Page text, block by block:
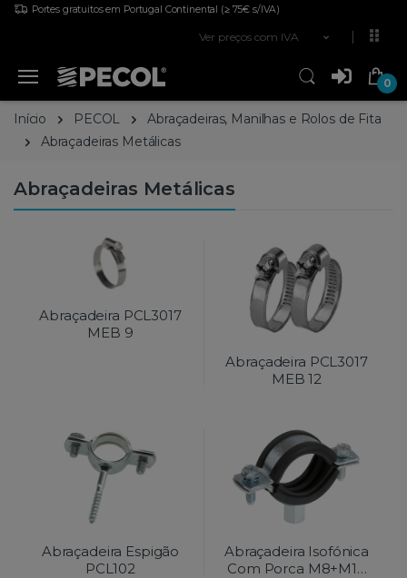
Portes gratuitos em Portugal Continental (≥ 75€ s/IVA)
Ver preços com IVA
0
Início PECOL
Abraçadeiras, Manilhas e Rolos de Fita
Abraçadeiras Metálicas
Abraçadeiras Metálicas
Abraçadeira PCL3017
MEB 9
Abraçadeira PCL3017
MEB 12
Abraçadeira Espigão
PCL102
Abraçadeira Isofónica
Com Porca M8+M10